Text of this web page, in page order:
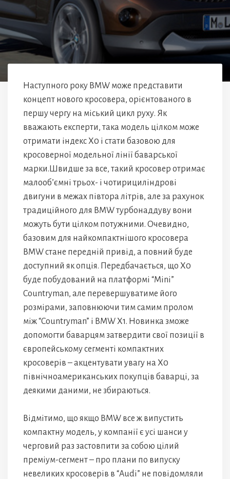
Наступного року BMW може представити
концепт нового кросовера, орієнтованого в
першу чергу на міський цикл руху. Як
вважають експерти, така модель цілком може
отримати індекс Х0 і стати базовою для
кросоверної модельної лінії баварської
марки.Швидше за все, такий кросовер отримає
малооб’ємні трьох- і чотирициліндрові
двигуни в межах півтора літрів, але за рахунок
традиційного для BMW турбонаддуву вони
можуть бути цілком потужними. Очевидно,
базовим для найкомпактнішого кросовера
BMW стане передній привід, а повний буде
доступний як опція. Передбачається, що Х0
буде побудований на платформі “Mini”
Countryman, але перевершуватиме його
розмірами, заповнюючи тим самим пролом
між “Countryman” і BMW X1. Новинка зможе
допомогти баварцям затвердити свої позиції в
європейському сегменті компактних
кросоверів – акцентувати увагу на Х0
північноамериканських покупців баварці, за
деякими даними, не збираються.
Відмітимо, що якщо BMW все ж випустить
компактну модель, у компанії є усі шанси у
черговий раз застовпити за собою цілий
преміум-сегмент – про плани по випуску
невеликих кросоверів в “Audi” не повідомляли